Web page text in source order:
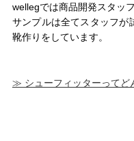
wellegでは商品開発スタッ
サンプルは全てスタッフが
靴作りをしています。
≫ シューフィッターってど